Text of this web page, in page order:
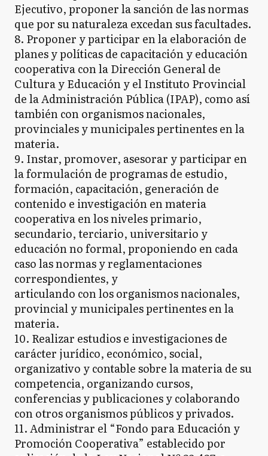
Ejecutivo, proponer la sanción de las normas
que por su naturaleza excedan sus facultades.
8. Proponer y participar en la elaboración de
planes y políticas de capacitación y educación
cooperativa con la Dirección General de
Cultura y Educación y el Instituto Provincial
de la Administración Pública (IPAP), como así
también con organismos nacionales,
provinciales y municipales pertinentes en la
materia.
9. Instar, promover, asesorar y participar en
la formulación de programas de estudio,
formación, capacitación, generación de
contenido e investigación en materia
cooperativa en los niveles primario,
secundario, terciario, universitario y
educación no formal, proponiendo en cada
caso las normas y reglamentaciones
correspondientes, y
articulando con los organismos nacionales,
provincial y municipales pertinentes en la
materia.
10. Realizar estudios e investigaciones de
carácter jurídico, económico, social,
organizativo y contable sobre la materia de su
competencia, organizando cursos,
conferencias y publicaciones y colaborando
con otros organismos públicos y privados.
11. Administrar el “Fondo para Educación y
Promoción Cooperativa” establecido por